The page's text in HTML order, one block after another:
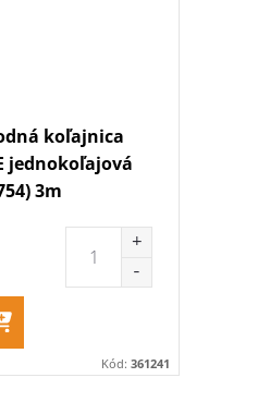
koľajnica
jednokoľajová
3m
Kód: 361241